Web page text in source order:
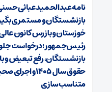
نامه عبدالحمید عبائی
بازنشستگان و
خوزستان و بازرس کانون
رئیس‌جمهور؛ درخواست
بازنشستگان، رفع تبعیض و
حقوق سال ۱۴۰۵ و
متناسب‌سازی